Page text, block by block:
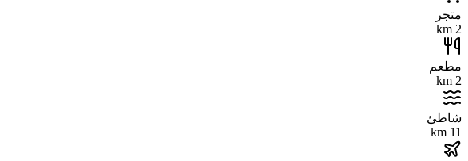
متجر
2 km
مطعم
2 km
شاطئ
11 km